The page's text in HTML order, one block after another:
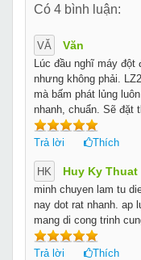
Có 4 bình luận:
VĂ Văn
Lúc đầu nghĩ máy
nhưng không phải.
mà bấm phát lủng
nhanh, chuẩn. Sẽ đặt
Trả lời Thích
HK Huy Ky Thuat
minh chuyen lam tu
nay dot rat nhanh. ap
mang di cong trinh
Trả lời Thích